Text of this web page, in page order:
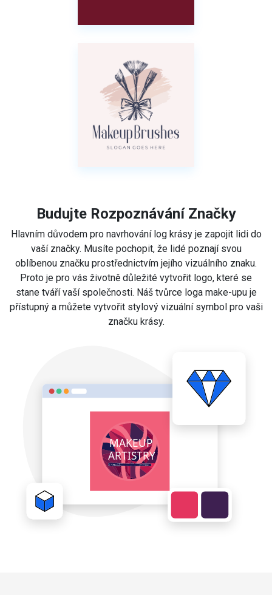
Budujte Rozpoznávání Značky
Hlavním důvodem pro navrhování log krásy je zapojit lidi do
vaší značky. Musíte pochopit, že lidé poznají svou
oblíbenou značku prostřednictvím jejího vizuálního znaku.
Proto je pro vás životně důležité vytvořit logo, které se
stane tváří vaší společnosti. Náš tvůrce loga make-upu je
přístupný a můžete vytvořit stylový vizuální symbol pro vaši
značku krásy.